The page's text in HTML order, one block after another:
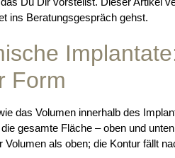
ins Beratungsgespräch gehst.
Form
das Volumen innerhalb des
gesamte Fläche – oben und
als oben; die Kontur fällt